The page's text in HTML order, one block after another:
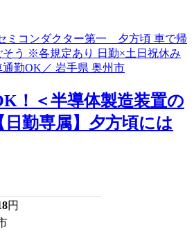
！＜半導体製造装置の
勤専属】夕方頃には
円